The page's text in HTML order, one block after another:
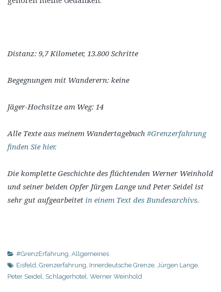
Distanz: 9,7 Kilometer, 13.800 Schritte
Begegnungen mit Wanderern: keine
Jäger-Hochsitze am Weg: 14
Alle Texte aus meinem Wandertagebuch #Grenzerfahrung
finden Sie hier.
Die komplette Geschichte des flüchtenden Werner Weinhold
und seiner beiden Opfer Jürgen Lange und Peter Seidel ist
sehr gut aufgearbeitet in einem Text des Bundesarchivs.
#GrenzErfahrung, Allgemeines
Eisfeld, Grenzerfahrung, Innerdeutsche Grenze, Jürgen Lange,
Peter Seidel, Schlagerhotel, Werner Weinhold